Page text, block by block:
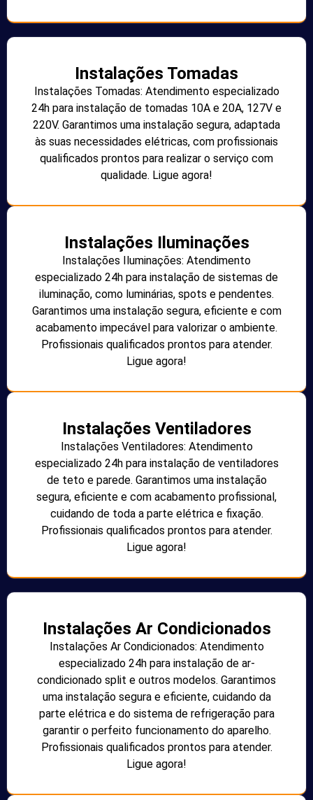
Instalações Tomadas
Instalações Tomadas: Atendimento especializado
24h para instalação de tomadas 10A e 20A, 127V e
220V. Garantimos uma instalação segura, adaptada
às suas necessidades elétricas, com profissionais
qualificados prontos para realizar o serviço com
qualidade. Ligue agora!
Instalações Iluminações
Instalações Iluminações: Atendimento
especializado 24h para instalação de sistemas de
iluminação, como luminárias, spots e pendentes.
Garantimos uma instalação segura, eficiente e com
acabamento impecável para valorizar o ambiente.
Profissionais qualificados prontos para atender.
Ligue agora!
Instalações Ventiladores
Instalações Ventiladores: Atendimento
especializado 24h para instalação de ventiladores
de teto e parede. Garantimos uma instalação
segura, eficiente e com acabamento profissional,
cuidando de toda a parte elétrica e fixação.
Profissionais qualificados prontos para atender.
Ligue agora!
Instalações Ar Condicionados
Instalações Ar Condicionados: Atendimento
especializado 24h para instalação de ar-
condicionado split e outros modelos. Garantimos
uma instalação segura e eficiente, cuidando da
parte elétrica e do sistema de refrigeração para
garantir o perfeito funcionamento do aparelho.
Profissionais qualificados prontos para atender.
Ligue agora!